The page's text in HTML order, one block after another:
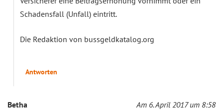
Schadensfall (Unfall) eintritt.
Die Redaktion von bussgeldkatalog.org
Antworten
Betha Am 6. April 2017 um 8:58